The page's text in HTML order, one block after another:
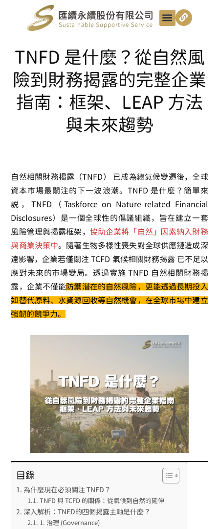
TNFD 是什麼？從自然風
險到財務揭露的完整企業
指南：框架、LEAP 方法
與未來趨勢
自然相關財務揭露（TNFD）
已成為繼氣候變遷後，全球
資本市場最關注的下一波浪潮。 TNFD 是什麼 ？簡單來
說，TNFD（Taskforce on Nature-related Financial
Disclosures）是一個全球性的倡議組織，旨在建立一套
風險管理與揭露框架， 協助企業將「自然」因素納入財務
與商業決策中。隨著生物多樣性喪失對全球供應鏈造成深
遠影響，企業若僅關注 TCFD 氣候相關財務揭露已不足以
應對未來的市場變局。透過實施TNFD 自然相關財務揭
露，企業不僅能防禦潛在的自然風險，更能透過長期投入
如替代原料、水資源回收等自然機會，在全球市場中建立
強韌的競爭力。
目錄
為什麼現在必須關注 TNFD？
TNFD 與 TCFD 的關係：從氣候到自然的延伸
深入解析：TNFD的四個揭露主軸是什麼？
1. 治理 (Governance)